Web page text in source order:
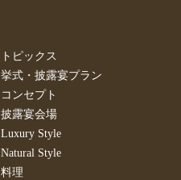
トピックス
挙式・披露宴プラン
コンセプト
披露宴会場
Luxury Style
Natural Style
料理